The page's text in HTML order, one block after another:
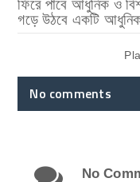
ফিরে পাবে আধুনিক ও
গড়ে উঠবে একটি
No comments
No